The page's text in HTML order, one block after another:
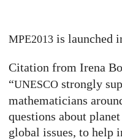
MPE2013 is launched
Citation from Irena
“UNESCO strongly
mathematicians
questions about
global issues, to help